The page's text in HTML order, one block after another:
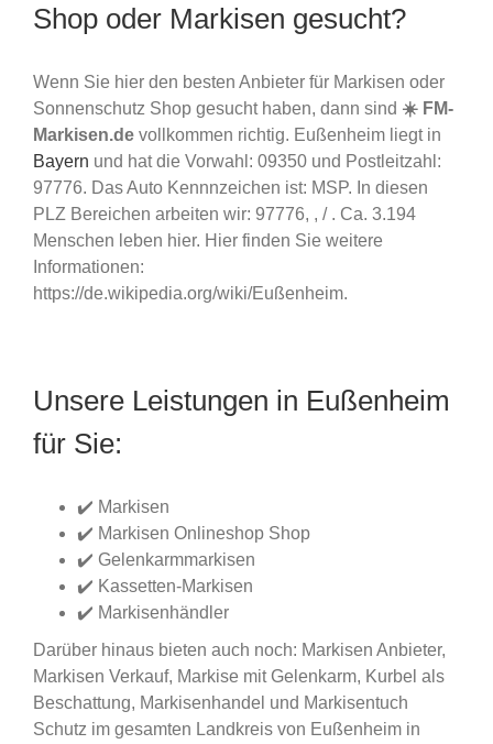
Shop oder Markisen gesucht?
Wenn Sie hier den besten Anbieter für Markisen oder
Sonnenschutz Shop gesucht haben, dann sind ☀️ FM-
Markisen.de vollkommen richtig. Eußenheim liegt in
Bayern und hat die Vorwahl: 09350 und Postleitzahl:
97776. Das Auto Kennnzeichen ist: MSP. In diesen
PLZ Bereichen arbeiten wir: 97776, , / . Ca. 3.194
Menschen leben hier. Hier finden Sie weitere
Informationen:
https://de.wikipedia.org/wiki/Eußenheim.
Unsere Leistungen in Eußenheim
für Sie:
✔️ Markisen
✔️ Markisen Onlineshop Shop
✔️ Gelenkarmmarkisen
✔️ Kassetten-Markisen
✔️ Markisenhändler
Darüber hinaus bieten auch noch: Markisen Anbieter,
Markisen Verkauf, Markise mit Gelenkarm, Kurbel als
Beschattung, Markisenhandel und Markisentuch
Schutz im gesamten Landkreis von Eußenheim in